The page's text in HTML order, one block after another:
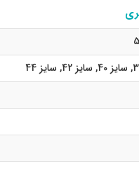
, سایز 40 , سایز 42 , سایز 44